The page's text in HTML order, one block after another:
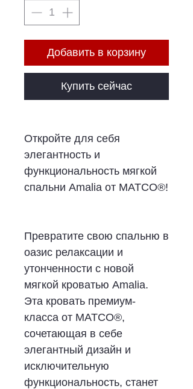
Добавить в корзину
Купить сейчас
Откройте для себя
элегантность и
функциональность мягкой
спальни Amalia от MATCO®!
Превратите свою спальню в
оазис релаксации и
утонченности с новой
мягкой кроватью Amalia.
Эта кровать премиум-
класса от MATCO®,
сочетающая в себе
элегантный дизайн и
исключительную
функциональность, станет